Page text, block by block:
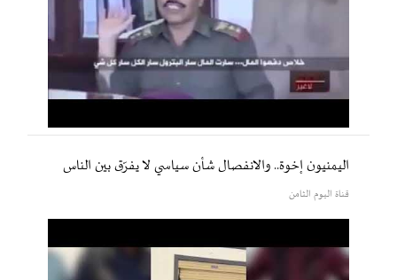
اليمنيون إخوة.. والانفصال شأن سياسي لا يفرّق بين الناس
قناة اليوم الثامن